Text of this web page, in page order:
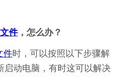
件，怎么办？
件时，可以按照以下步骤解
启动电脑，有时这可以解决